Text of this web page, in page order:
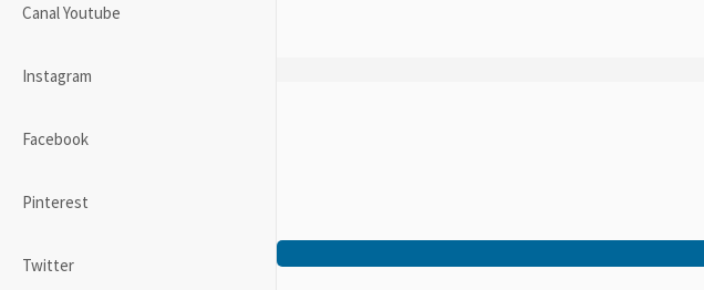
Canal Youtube
Instagram
Facebook
Pinterest
Twitter